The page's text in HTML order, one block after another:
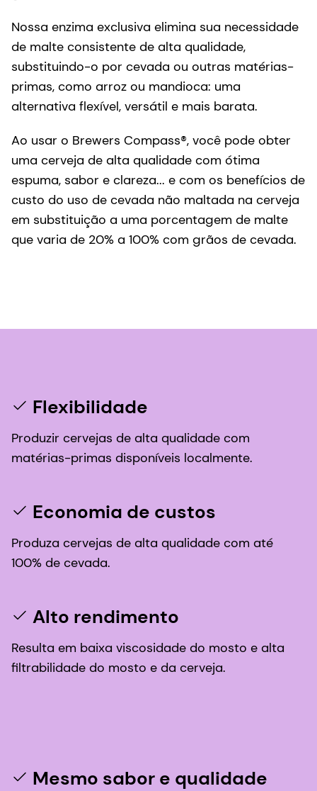
Nossa enzima exclusiva elimina sua necessidade
de malte consistente de alta qualidade,
substituindo-o por cevada ou outras matérias-
primas, como arroz ou mandioca: uma
alternativa flexível, versátil e mais barata.
Ao usar o Brewers Compass®, você pode obter
uma cerveja de alta qualidade com ótima
espuma, sabor e clareza... e com os benefícios de
custo do uso de cevada não maltada na cerveja
em substituição a uma porcentagem de malte
que varia de 20% a 100% com grãos de cevada.
Flexibilidade
Produzir cervejas de alta qualidade com
matérias-primas disponíveis localmente.
Economia de custos
Produza cervejas de alta qualidade com até
100% de cevada.
Alto rendimento
Resulta em baixa viscosidade do mosto e alta
filtrabilidade do mosto e da cerveja.
Mesmo sabor e qualidade